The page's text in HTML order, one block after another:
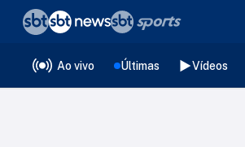
Ao vivo Últimas Vídeos
❮voltar
Editorias